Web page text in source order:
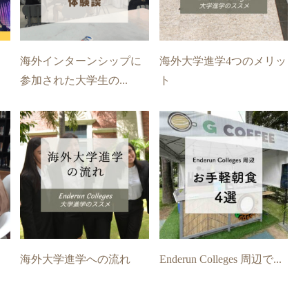
海外インターンシップに
参加された大学生の...
海外大学進学4つのメリッ
ト
海外大学進学への流れ Enderun Colleges 周辺で...